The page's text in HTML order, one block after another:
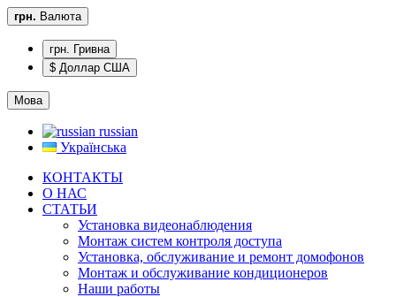
грн. Валюта
грн. Гривна
$ Доллар США
Мова
russian
Українська
КОНТАКТЫ
О НАС
CТАТЬИ
Установка видеонаблюдения
Монтаж систем контроля доступа
Установка, обслуживание и ремонт домофонов
Монтаж и обслуживание кондиционеров
Наши работы